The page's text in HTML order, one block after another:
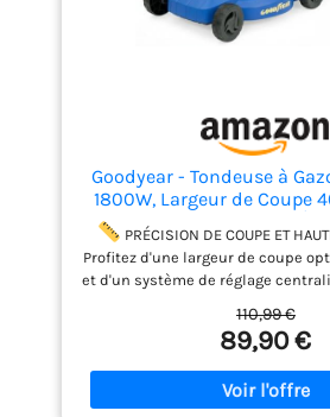
Goodyear - Tondeuse à
1800W, Largeur de Coupe
3200 TR/Min, Tondeuse
pour Jardin jusqu'à
Réglable & Bac de
PRÉCISION DE COUPE ET
Profitez d'une largeur de coupe
et d'un système de réglage
pour obtenir un gazon
Idéale pour les surfaces
CAPACITÉ DE STOCKAGE ET BAC
Équipée d'un bac de ramassage
110,99 €
89,90 €